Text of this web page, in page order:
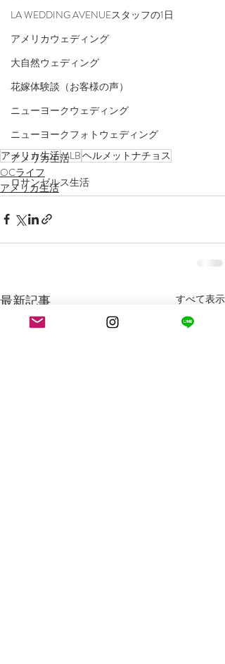
LA WEDDING AVENUEスタッフの1日
アメリカウェディング
大自然ウェディング
花嫁体験談（お客様の声）
ニューヨークウェディング
ニューヨークフォトウェディング
アメリカ生活
ロサンゼルス生活
アメリカ生活MLBヘルメットナチョス
OCライフ
アメリカ生活
最新記事 すべて表示